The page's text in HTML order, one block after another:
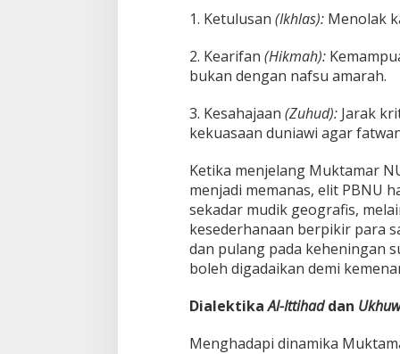
1. Ketulusan (Ikhlas):Menolak
2. Kearifan (Hikmah):
bukan dengan nafsu amarah.
3. Kesahajaan (Zuhud):Jarak
kekuasaan duniawi agar
Ketika menjelang Muktamar
menjadi memanas, elit PBNU
sekadar mudik geografis,
kesederhanaan berpikir para
dan pulang pada keheningan
boleh digadaikan demi
DialektikaAl-Ittihaddan
Menghadapi dinamika